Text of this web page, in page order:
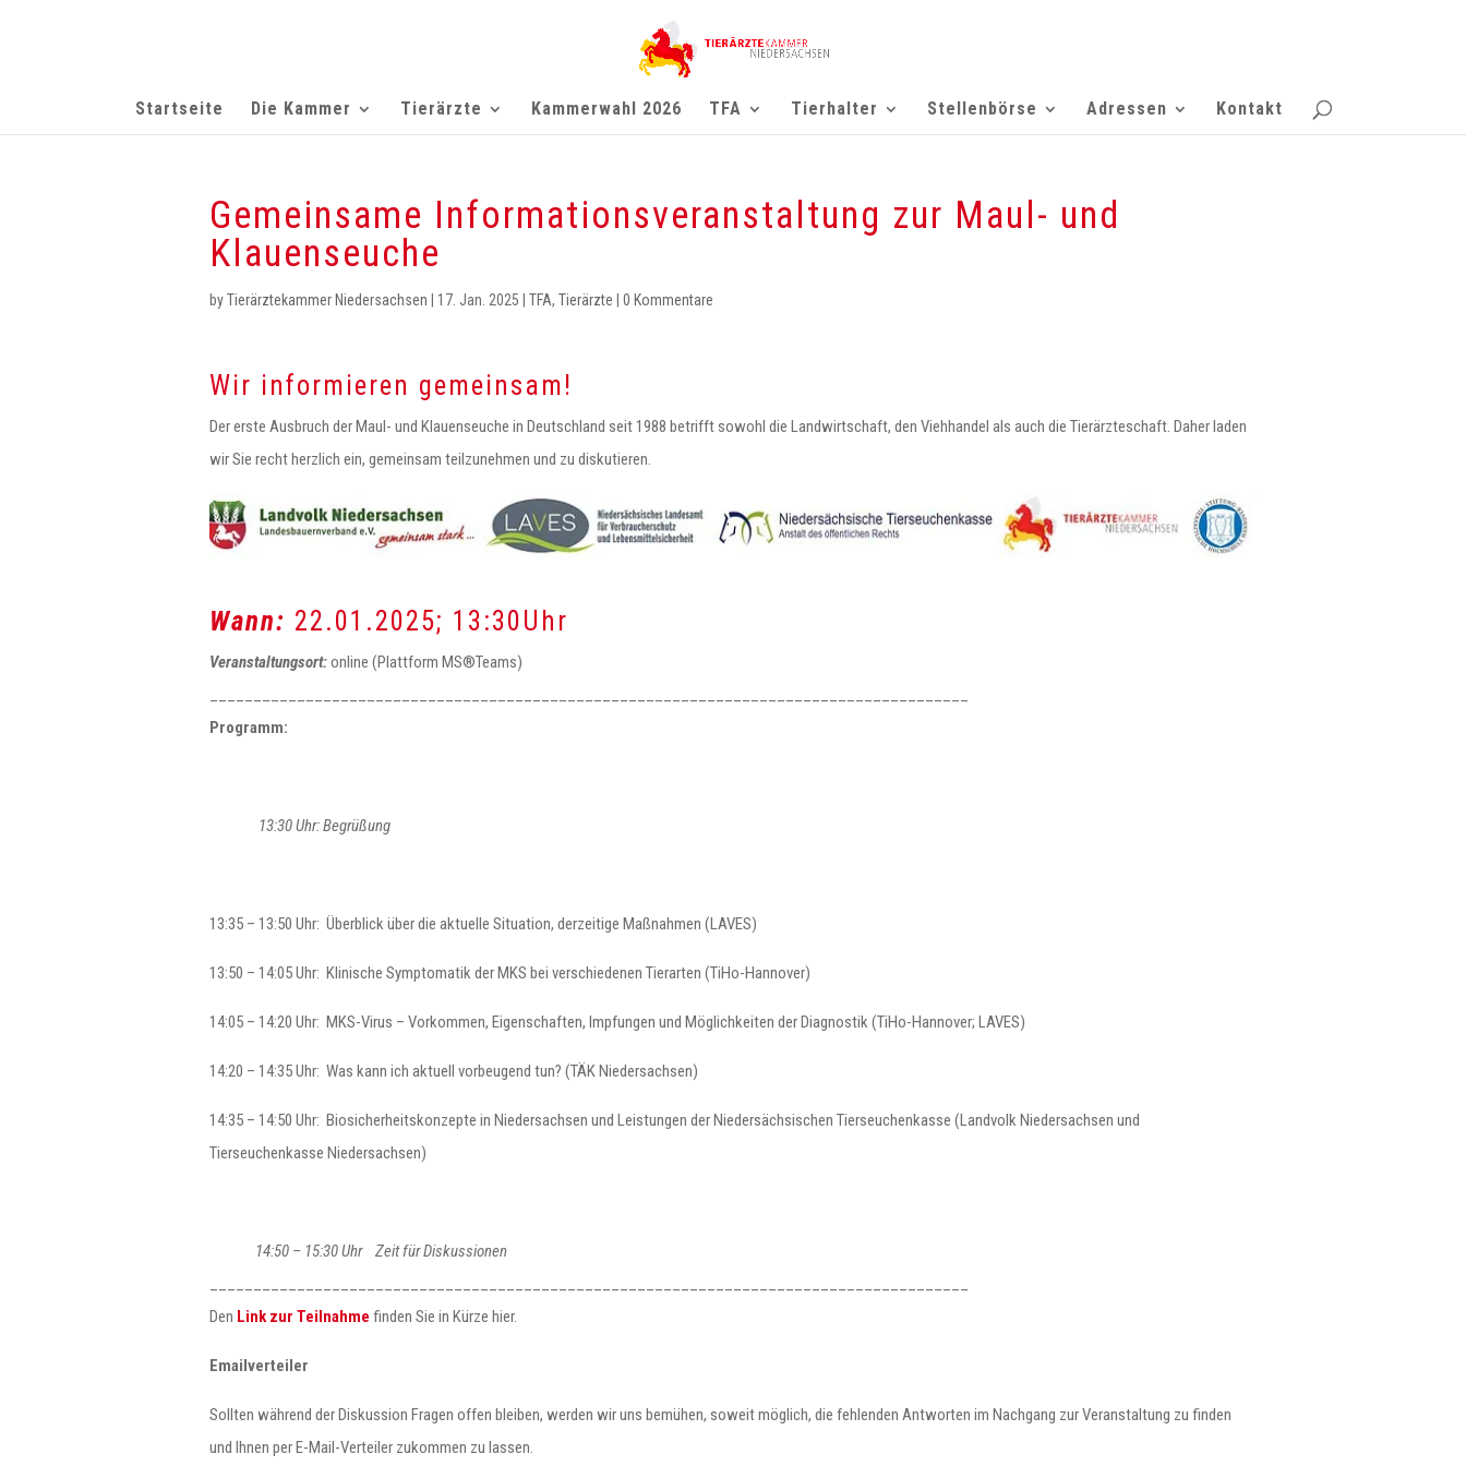
Startseite Die Kammer Tierärzte Kammerwahl 2026 TFA Tierhalter Stellenbörse Adressen Kontakt
Gemeinsame Informationsveranstaltung zur Maul- und
Klauenseuche
byTierärztekammer Niedersachsen 17. Jan. 2025 TFA, Tierärzte 0 Kommentare
Wir informieren gemeinsam!
Der erste Ausbruch der Maul- und Klauenseuche in Deutschland seit 1988 betrifft sowohl die Landwirtschaft, den Viehhandel als auch die Tierärzteschaft. Daher laden
wir Sie recht herzlich ein, gemeinsam teilzunehmen und zu diskutieren.
Wann: 22.01.2025; 13:30Uhr
Veranstaltungsort:online (Plattform MS®Teams)
Programm:
13:30 Uhr: Begrüßung
13:35 – 13:50 Uhr: Überblick über die aktuelle Situation, derzeitige Maßnahmen (LAVES)
13:50 – 14:05 Uhr: Klinische Symptomatik der MKS bei verschiedenen Tierarten (TiHo-Hannover)
14:05 – 14:20 Uhr: MKS-Virus – Vorkommen, Eigenschaften, Impfungen und Möglichkeiten der Diagnostik (TiHo-Hannover; LAVES)
14:20 – 14:35 Uhr: Was kann ich aktuell vorbeugend tun? (TÄK Niedersachsen)
14:35 – 14:50 Uhr: Biosicherheitskonzepte in Niedersachsen und Leistungen der Niedersächsischen Tierseuchenkasse (Landvolk Niedersachsen und
Tierseuchenkasse Niedersachsen)
14:50 – 15:30 Uhr Zeit für Diskussionen
Den Link zur Teilnahme finden Sie in Kürze hier.
Emailverteiler
Sollten während der Diskussion Fragen offen bleiben, werden wir uns bemühen, soweit möglich, die fehlenden Antworten im Nachgang zur Veranstaltung zu finden
und Ihnen per E-Mail-Verteiler zukommen zu lassen.